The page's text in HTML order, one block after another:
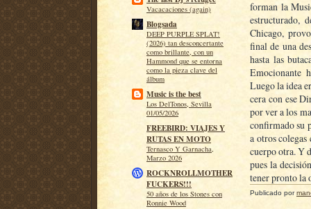
Vacacaciones (again)
Blogsada
DEEP PURPLE SPLAT!
(2026) tan desconcertante
como brillante, con un
Hammond que se entorna
como la pieza clave del
álbum
Music is the best
Los DelTonos, Sevilla
01/05/2026
FREEBIRD: VIAJES Y
RUTAS EN MOTO
Ternasco Y Garnacha,
Marzo 2026
ROCKNROLLMOTHER
FUCKERS!!!
50 años de los Stones con
Ronnie Wood
forman la
estructurado,
Chicago,
final de una
hasta las
Emocionante
Luego la idea
cera con ese
por ver a los
confirmado su
a otros colegas
cuerpo otra. Y
pues la
tener pronto la
Publicado por